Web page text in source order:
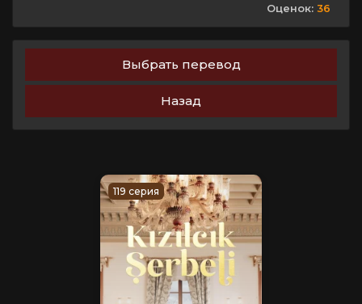
Оценок: 36
Выбрать перевод
Назад
119 серия